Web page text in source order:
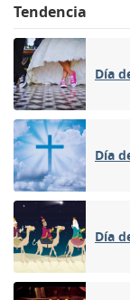
Tendencia
Día
Día
Día